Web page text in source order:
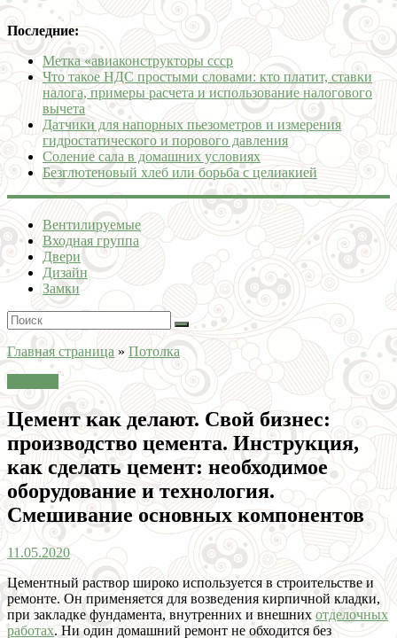
Последние:
Метка «авиаконструкторы ссср
Что такое НДС простыми словами: кто платит, ставки
налога, примеры расчета и использование налогового
вычета
Датчики для напорных пьезометров и измерения
гидростатического и порового давления
Соление сала в домашних условиях
Безглютеновый хлеб или борьба с целиакией
Вентилируемые
Входная группа
Двери
Дизайн
Замки
Главная страница »Потолка
Цемент как делают. Свой бизнес:
производство цемента. Инструкция,
как сделать цемент: необходимое
оборудование и технология.
Смешивание основных компонентов
11.05.2020
Цементный раствор широко используется в строительстве и
ремонте. Он применяется для возведения кирпичной кладки,
при закладке фундамента, внутренних и внешних отделочных
работах. Ни один домашний ремонт не обходится без